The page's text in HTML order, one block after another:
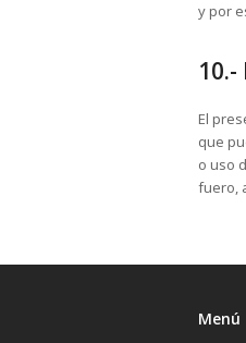
y por
10.-
El
que
o uso
fuero,
Menú